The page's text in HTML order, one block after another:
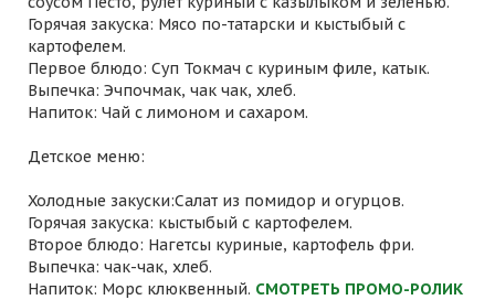
Горячая закуска: Мясо по-татарски и кыстыбый с
картофелем.
Первое блюдо: Суп Токмач с куриным филе, катык.
Выпечка: Эчпочмак, чак чак, хлеб.
Напиток: Чай с лимоном и сахаром.
Детское меню:
Холодные закуски:Салат из помидор и огурцов.
Горячая закуска: кыстыбый с картофелем.
Второе блюдо: Нагетсы куриные, картофель фри.
Выпечка: чак-чак, хлеб.
Напиток: Морс клюквенный. СМОТРЕТЬ ПРОМО-РОЛИК